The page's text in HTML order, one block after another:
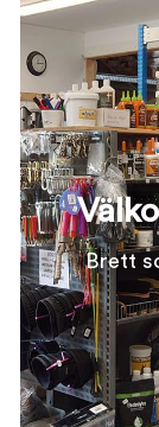
Brett